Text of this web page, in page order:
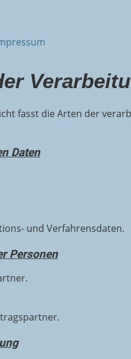
fasst die Arten der
Daten
und Verfahrensdaten.
Personen